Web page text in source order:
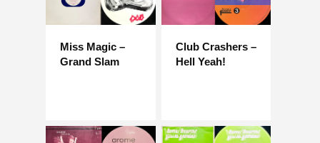
Miss Magic –
Grand Slam
Club Crashers –
Hell Yeah!